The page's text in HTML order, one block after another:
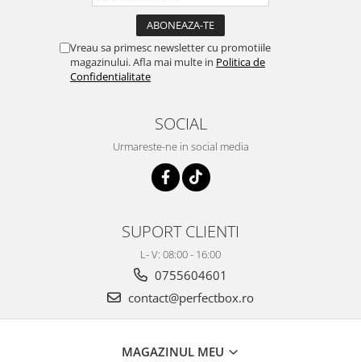
Vreau sa primesc newsletter cu promotiile
magazinului. Afla mai multe in Politica de
Confidentialitate
SOCIAL
Urmareste-ne in social media
SUPORT CLIENTI
L- V: 08:00 - 16:00
0755604601
contact@perfectbox.ro
MAGAZINUL MEU